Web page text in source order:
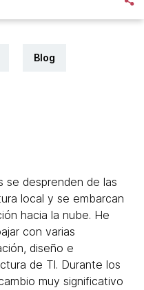
Blog
se desprenden de las
local y se embarcan
hacia la nube. He
con varias
diseño e
de TI. Durante los
muy significativo